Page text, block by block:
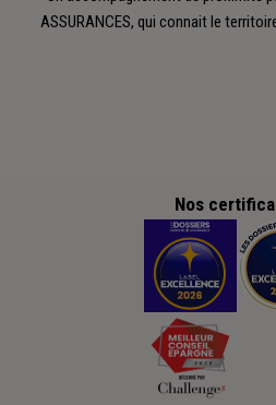
ASSURANCES, qui connait le
Nos